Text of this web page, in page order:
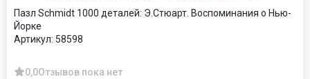
Пазл Schmidt 1000 деталей: Э.Стюарт. Воспоминания о Нью-
Йорке
Артикул: 58598
0,0Отзывов пока нет